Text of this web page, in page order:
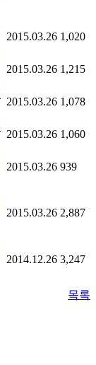
2015.03.26 1,020
2015.03.26 1,215
2015.03.26 1,078
2015.03.26 1,060
2015.03.26 939
2015.03.26 2,887
2014.12.26 3,247
목록